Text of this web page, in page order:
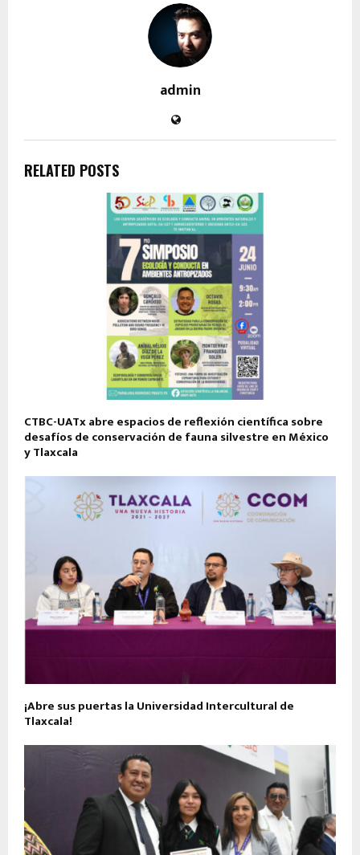
admin
RELATED POSTS
CTBC-UATx abre espacios de reflexión científica sobre
desafíos de conservación de fauna silvestre en México
y Tlaxcala
¡Abre sus puertas la Universidad Intercultural de
Tlaxcala!